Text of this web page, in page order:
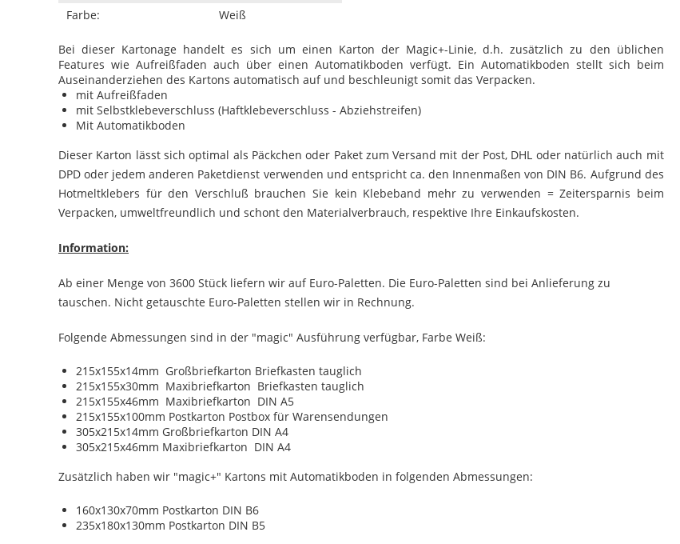
Farbe:
Weiß
Bei dieser Kartonage handelt es sich um einen Karton der Magic+-Linie, d.h. zusätzlich zu den üblichen
Features wie Aufreißfaden auch über einen Automatikboden verfügt. Ein Automatikboden stellt sich beim
Auseinanderziehen des Kartons automatisch auf und beschleunigt somit das Verpacken.
mit Aufreißfaden
mit Selbstklebeverschluss (Haftklebeverschluss - Abziehstreifen)
Mit Automatikboden
Dieser Karton lässt sich optimal als Päckchen oder Paket zum Versand mit der Post, DHL oder natürlich auch mit
DPD oder jedem anderen Paketdienst verwenden und entspricht ca. den Innenmaßen von DIN B6. Aufgrund des
Hotmeltklebers für den Verschluß brauchen Sie kein Klebeband mehr zu verwenden = Zeitersparnis beim
Verpacken, umweltfreundlich und schont den Materialverbrauch, respektive Ihre Einkaufskosten.
Information:
Ab einer Menge von 3600 Stück liefern wir auf Euro-Paletten. Die Euro-Paletten sind bei Anlieferung zu
tauschen. Nicht getauschte Euro-Paletten stellen wir in Rechnung.
Folgende Abmessungen sind in der "magic" Ausführung verfügbar, Farbe Weiß:
215x155x14mm Großbriefkarton Briefkasten tauglich
215x155x30mm Maxibriefkarton Briefkasten tauglich
215x155x46mm Maxibriefkarton DIN A5
215x155x100mm Postkarton Postbox für Warensendungen
305x215x14mm Großbriefkarton DIN A4
305x215x46mm Maxibriefkarton DIN A4
Zusätzlich haben wir "magic+" Kartons mit Automatikboden in folgenden Abmessungen:
160x130x70mm Postkarton DIN B6
235x180x130mm Postkarton DIN B5